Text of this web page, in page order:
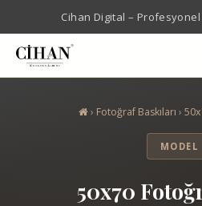
Cihan Digital –
› Fotoğraf Baskıları ›
MODEL
50x70